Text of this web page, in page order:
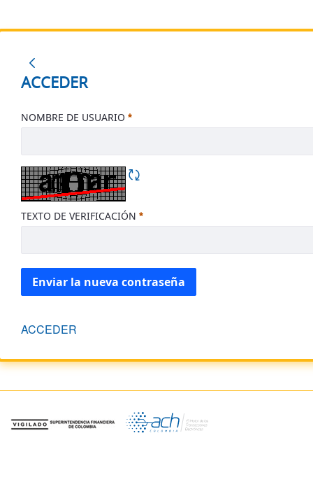
ACCEDER
ACCEDER
NOMBRE DE USUARIO
REQUERIDO
TEXTO DE VERIFICACIÓN
REQUERIDO
Enviar la nueva contraseña
ACCEDER